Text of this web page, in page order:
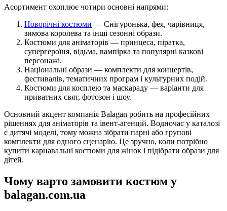
Асортимент охоплює чотири основні напрями:
Новорічні костюми — Снігуронька, фея, чарівниця,
зимова королева та інші сезонні образи.
Костюми для аніматорів — принцеса, піратка,
супергероїня, відьма, вампірка та популярні казкові
персонажі.
Національні образи — комплекти для концертів,
фестивалів, тематичних програм і культурних подій.
Костюми для косплею та маскараду — варіанти для
приватних свят, фотозон і шоу.
Основний акцент компанія Balagan робить на професійних
рішеннях для аніматорів та івент-агенцій. Водночас у каталозі
є дитячі моделі, тому можна зібрати парні або групові
комплекти для одного сценарію. Це зручно, коли потрібно
купити карнавальні костюми для жінок і підібрати образи для
дітей.
Чому варто замовити костюм у
balagan.com.ua